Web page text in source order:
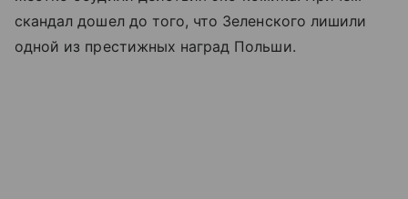
скандал дошел до того, что Зеленского лишили
одной из престижных наград Польши.